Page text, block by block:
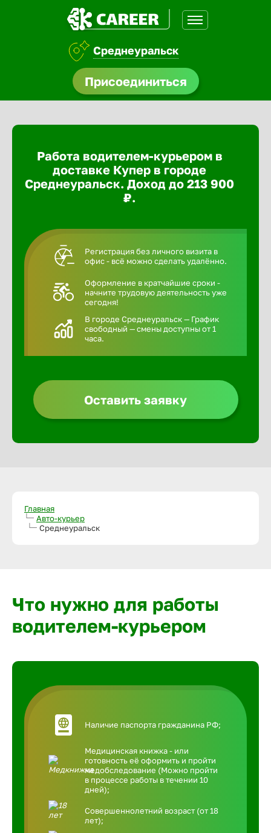
Среднеуральск
Присоединиться
Работа водителем-курьером в
доставке Купер в городе
Среднеуральск. Доход до 213 900
₽.
Регистрация без личного визита в
офис - всё можно сделать удалённо.
Оформление в кратчайшие сроки -
начните трудовую деятельность уже
сегодня!
В городе Среднеуральск — График
свободный — смены доступны от 1
часа.
Оставить заявку
Главная
Авто-курьер
Среднеуральск
Что нужно для работы
водителем-курьером
Наличие паспорта гражданина РФ;
Медицинская книжка - или
готовность её оформить и пройти
медобследование (Можно пройти
в процессе работы в течении 10
дней);
Совершеннолетний возраст (от 18
лет);